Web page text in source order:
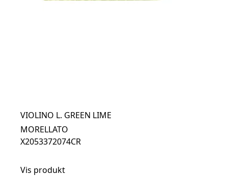
VIOLINO L. GREEN LIME
MORELLATO
X2053372074CR
Vis produkt